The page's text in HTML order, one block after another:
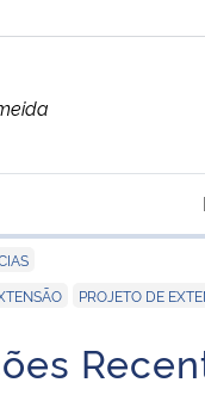
PROJETO DE